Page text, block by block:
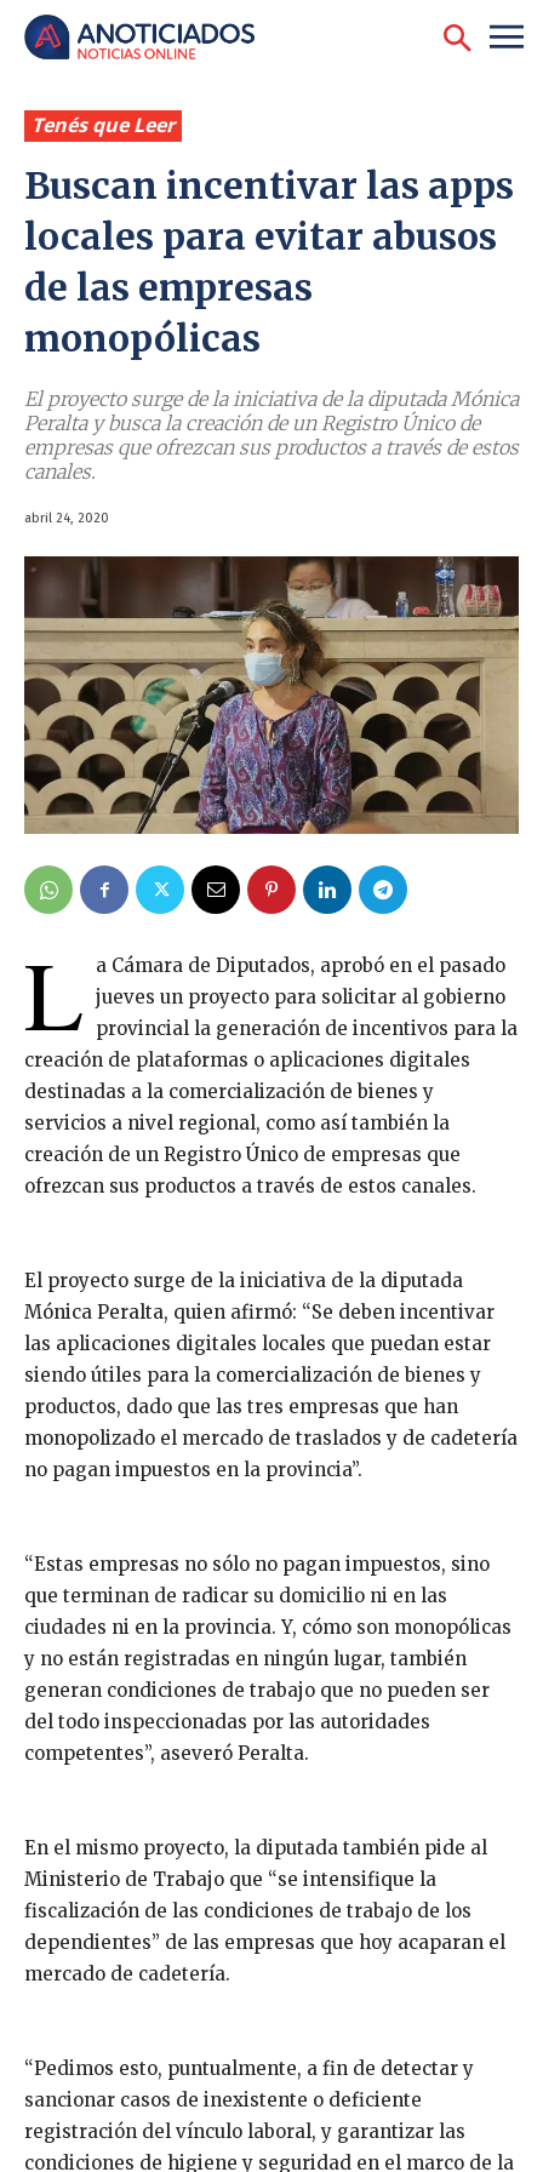
Tenés que Leer
Buscan incentivar las apps
locales para evitar abusos
de las empresas
monopólicas
El proyecto surge de la iniciativa de la diputada Mónica
Peralta y busca la creación de un Registro Único de
empresas que ofrezcan sus productos a través de estos
canales.
abril 24, 2020
L
a Cámara de Diputados, aprobó en el pasado
jueves un proyecto para solicitar al gobierno
provincial la generación de incentivos para la
creación de plataformas o aplicaciones digitales
destinadas a la comercialización de bienes y
servicios a nivel regional, como así también la
creación de un Registro Único de empresas que
ofrezcan sus productos a través de estos canales.
El proyecto surge de la iniciativa de la diputada
Mónica Peralta, quien afirmó: “Se deben incentivar
las aplicaciones digitales locales que puedan estar
siendo útiles para la comercialización de bienes y
productos, dado que las tres empresas que han
monopolizado el mercado de traslados y de cadetería
no pagan impuestos en la provincia”.
“Estas empresas no sólo no pagan impuestos, sino
que terminan de radicar su domicilio ni en las
ciudades ni en la provincia. Y, cómo son monopólicas
y no están registradas en ningún lugar, también
generan condiciones de trabajo que no pueden ser
del todo inspeccionadas por las autoridades
competentes”, aseveró Peralta.
En el mismo proyecto, la diputada también pide al
Ministerio de Trabajo que “se intensifique la
fiscalización de las condiciones de trabajo de los
dependientes” de las empresas que hoy acaparan el
mercado de cadetería.
“Pedimos esto, puntualmente, a fin de detectar y
sancionar casos de inexistente o deficiente
registración del vínculo laboral, y garantizar las
condiciones de higiene y seguridad en el marco de la